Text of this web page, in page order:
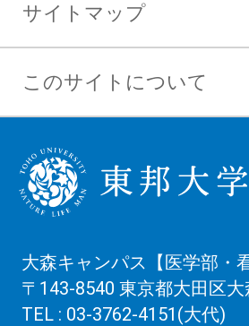
サイトマップ
このサイトについて
大森キャンパス【医学部・
〒143-8540 東京都大田区
TEL : 03-3762-4151(大代)